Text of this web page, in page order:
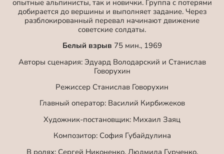
опытные альпинисты, так и новички. Группа с потерями
добирается до вершины и выполняет задание. Через
разблокированный перевал начинают движение
советские солдаты.
Белый взрыв 75 мин., 1969
Авторы сценария: Эдуард Володарский и Станислав
Говорухин
Режиссер Станислав Говорухин
Главный оператор: Василий Кирбижеков
Художник-постановщик: Михаил Заяц
Композитор: София Губайдулина
В ролях: Сергей Никоненко, Людмила Гурченко,